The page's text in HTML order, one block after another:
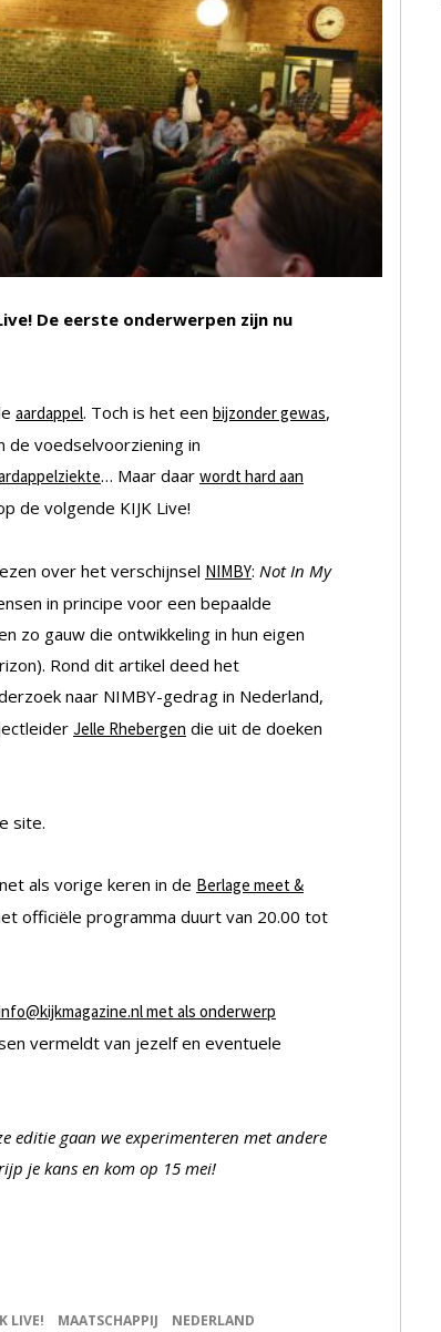
De eerste onderwerpen zijn nu
aardappel. Toch is het een bijzonder gewas,
de voedselvoorziening in
… Maar daar wordt hard aan
de volgende KIJK Live!
over het verschijnsel NIMBY: Not In My
in principe voor een bepaalde
zo gauw die ontwikkeling in hun eigen
Rond dit artikel deed het
naar NIMBY-gedrag in Nederland,
Jelle Rhebergen die uit de doeken
site.
als vorige keren in de Berlage meet &
officiële programma duurt van 20.00 tot
met als onderwerp
vermeldt van jezelf en eventuele
editie gaan we experimenteren met andere
je kans en kom op 15 mei!
LIVE! MAATSCHAPPIJ NEDERLAND